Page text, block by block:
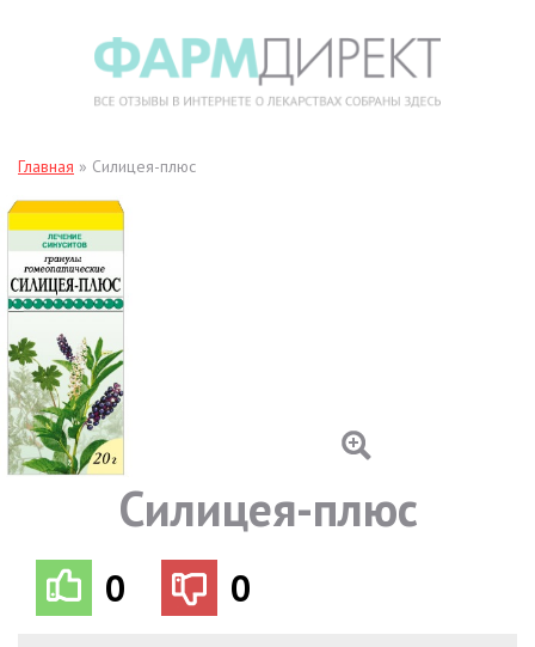
Главная » Силицея-плюс
Силицея-плюс
0 0